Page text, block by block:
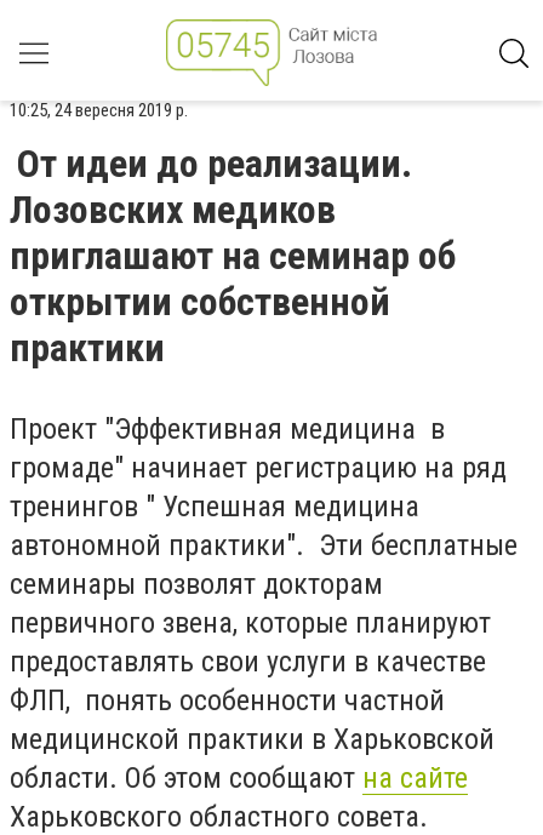
10:25, 24 вересня 2019 р.
От идеи до реализации.
Лозовских медиков
приглашают на семинар об
открытии собственной
практики
Проект "Эффективная медицина в
громаде" начинает регистрацию на ряд
тренингов " Успешная медицина
автономной практики". Эти бесплатные
семинары позволят докторам
первичного звена, которые планируют
предоставлять свои услуги в качестве
ФЛП, понять особенности частной
медицинской практики в Харьковской
области. Об этом сообщают на сайте
Харьковского областного совета.